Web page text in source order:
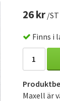
26 kr/ST
Finns i
Maxell är